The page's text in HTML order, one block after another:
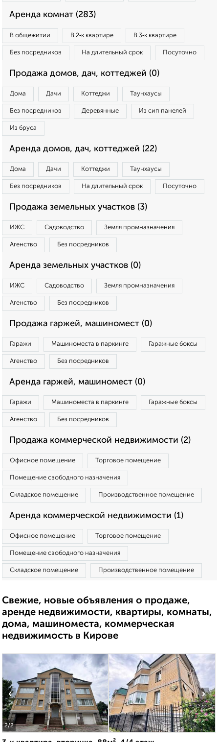
Аренда комнат (283)
В общежитии В 2‑к квартире В 3‑к квартире
Без посредников На длительный срок Посуточно
Продажа домов, дач, коттеджей (0)
Дома Дачи Коттеджи Таунхаусы
Без посредников Деревянные Из сип панелей
Из бруса
Аренда домов, дач, коттеджей (22)
Дома Дачи Коттеджи Таунхаусы
Без посредников На длительный срок Посуточно
Продажа земельных участков (3)
ИЖС Садоводство Земля промназначения
Агенство Без посредников
Аренда земельных участков (0)
ИЖС Садоводство Земля промназначения
Агенство Без посредников
Продажа гаржей, машиномест (0)
Гаражи Машиноместа в паркинге Гаражные боксы
Агенство Без посредников
Аренда гаржей, машиномест (0)
Гаражи Машиноместа в паркинге Гаражные боксы
Агенство Без посредников
Продажа коммерческой недвижимости (2)
Офисное помещение Торговое помещение
Помещение свободного назначения
Складское помещение Производственное помещение
Аренда коммерческой недвижимости (1)
Офисное помещение Торговое помещение
Помещение свободного назначения
Складское помещение Производственное помещение
Свежие, новые объявления о продаже,
аренде недвижимости, квартиры, комнаты,
дома, машиноместа, коммерческая
недвижимость в Кирове
2/2
‹ ›